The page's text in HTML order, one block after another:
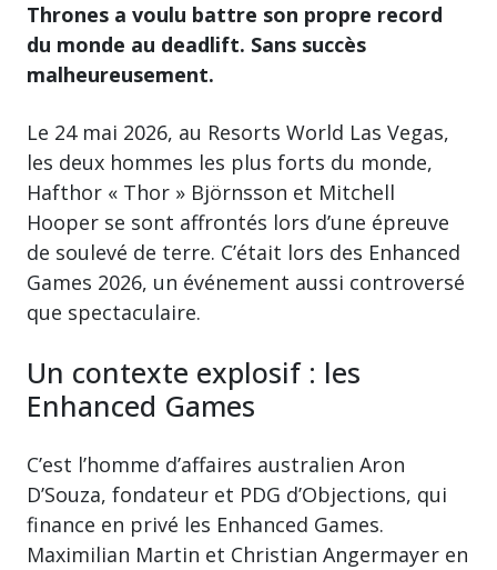
Thrones a voulu battre son propre record
du monde au deadlift. Sans succès
malheureusement.
Le 24 mai 2026, au Resorts World Las Vegas,
les deux hommes les plus forts du monde,
Hafthor « Thor » Björnsson et Mitchell
Hooper se sont affrontés lors d’une épreuve
de soulevé de terre. C’était lors des Enhanced
Games 2026, un événement aussi controversé
que spectaculaire.
Un contexte explosif : les
Enhanced Games
C’est l’homme d’affaires australien Aron
D’Souza, fondateur et PDG d’Objections, qui
finance en privé les Enhanced Games.
Maximilian Martin et Christian Angermayer en